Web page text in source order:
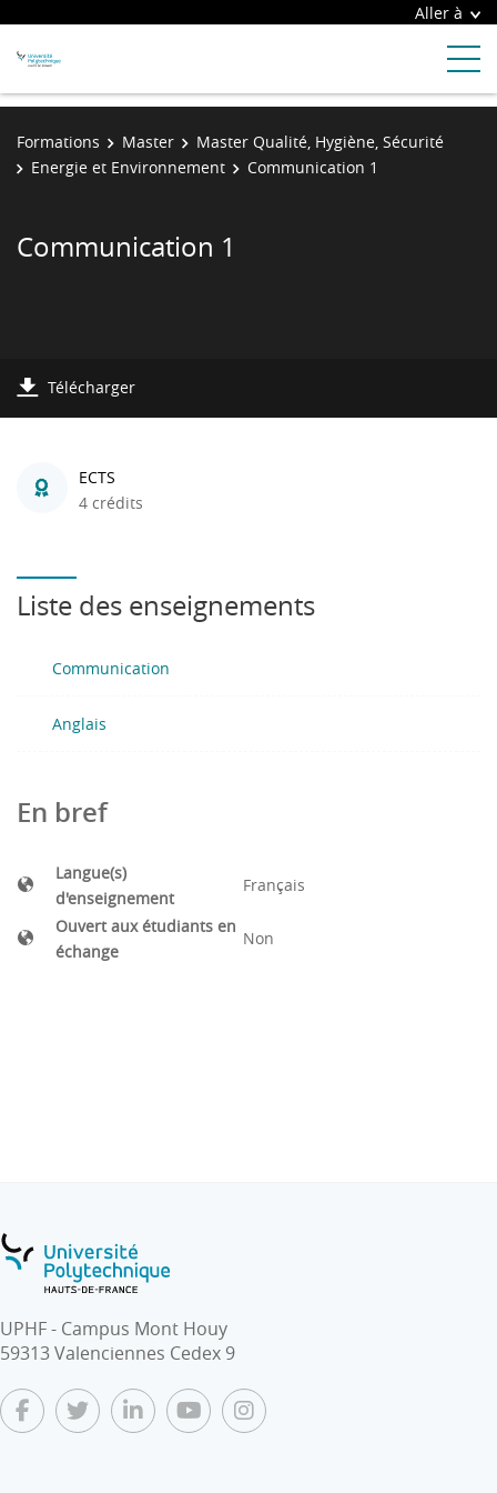
Aller à
Formations Master
Master Qualité, Hygiène, Sécurité
Energie et Environnement
Communication 1
Communication 1
Télécharger
ECTS
4 crédits
Liste des enseignements
Communication
Anglais
En bref
Langue(s)
d'enseignement
Français
Ouvert aux étudiants en
échange
Non
UPHF - Campus Mont Houy
59313 Valenciennes Cedex 9